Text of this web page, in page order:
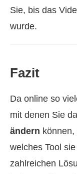
Sie, bis das
wurde.
Fazit
Da online so
mit denen Sie
ändern
welches Tool
zahlreichen